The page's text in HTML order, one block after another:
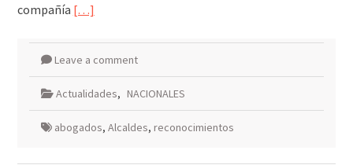
compañía […]
Leave a comment
Actualidades, NACIONALES
abogados, Alcaldes, reconocimientos